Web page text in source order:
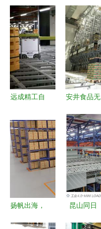
远成精工自
设前期准备
指南 物流
与仓储自动
化工程设备
部署的关键
步骤
安井食品无
化改造 赋
能冷链物流
与仓储的新
篇章
扬帆出海，
昆山同日